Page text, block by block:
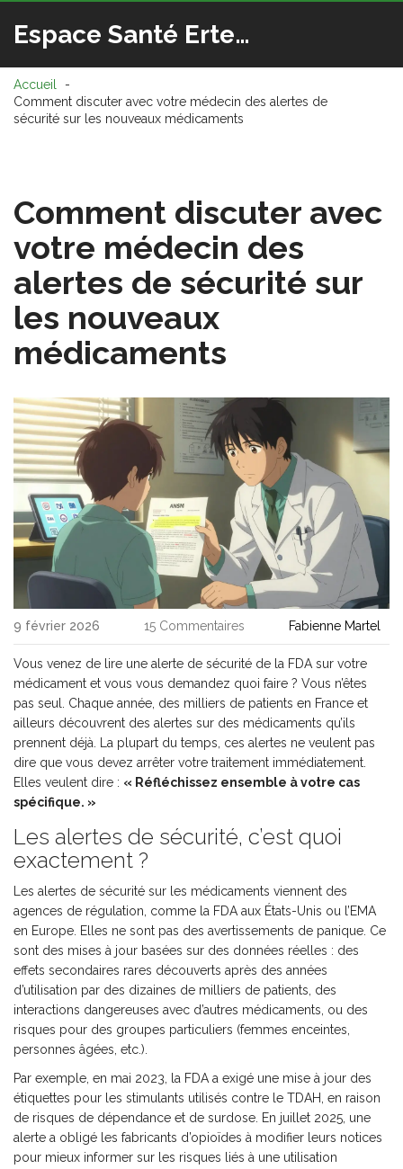
Espace Santé Ertedis
Accueil
Comment discuter avec votre médecin des alertes de
sécurité sur les nouveaux médicaments
Comment discuter avec
votre médecin des
alertes de sécurité sur
les nouveaux
médicaments
9 février 2026 15 Commentaires Fabienne Martel
Vous venez de lire une alerte de sécurité de la FDA sur votre
médicament et vous vous demandez quoi faire ? Vous n’êtes
pas seul. Chaque année, des milliers de patients en France et
ailleurs découvrent des alertes sur des médicaments qu’ils
prennent déjà. La plupart du temps, ces alertes ne veulent pas
dire que vous devez arrêter votre traitement immédiatement.
Elles veulent dire : « Réfléchissez ensemble à votre cas
spécifique. »
Les alertes de sécurité, c’est quoi
exactement ?
Les alertes de sécurité sur les médicaments viennent des
agences de régulation, comme la FDA aux États-Unis ou l’EMA
en Europe. Elles ne sont pas des avertissements de panique. Ce
sont des mises à jour basées sur des données réelles : des
effets secondaires rares découverts après des années
d’utilisation par des dizaines de milliers de patients, des
interactions dangereuses avec d’autres médicaments, ou des
risques pour des groupes particuliers (femmes enceintes,
personnes âgées, etc.).
Par exemple, en mai 2023, la FDA a exigé une mise à jour des
étiquettes pour les stimulants utilisés contre le TDAH, en raison
de risques de dépendance et de surdose. En juillet 2025, une
alerte a obligé les fabricants d’opioïdes à modifier leurs notices
pour mieux informer sur les risques liés à une utilisation